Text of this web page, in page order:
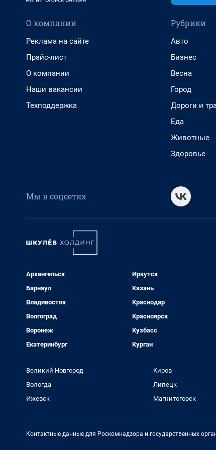
О компании
Реклама на сайте
Прайс-лист
О компании
Наши вакансии
Техподдержка
Рубрики
Авто
Бизнес
Весна
Город
Дороги и
Еда
Животные
Здоровье
Мы в соцсетях
Архангельск
Барнаул
Владивосток
Волгоград
Воронеж
Екатеринбург
Иркутск
Казань
Краснодар
Красноярск
Кузбасс
Курган
Великий Новгород
Вологда
Ижевск
Киров
Липецк
Магнитогорск
Контактные данные для Роскомнадзора и государственных